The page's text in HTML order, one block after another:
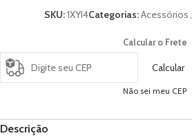
SKU:1XYI4Categorias:Acessórios,
Calcular o Frete
Calcular
Não sei meu CEP
Descrição